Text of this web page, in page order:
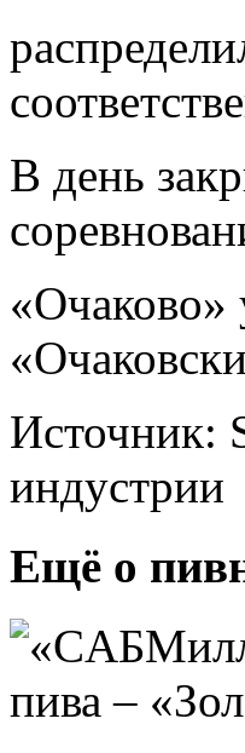
В день
«Очаково»
Источник:
индустрии
Ещё о